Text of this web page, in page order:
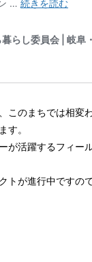
このまちでは相変
す。
が活躍するフィー
トが進行中ですの